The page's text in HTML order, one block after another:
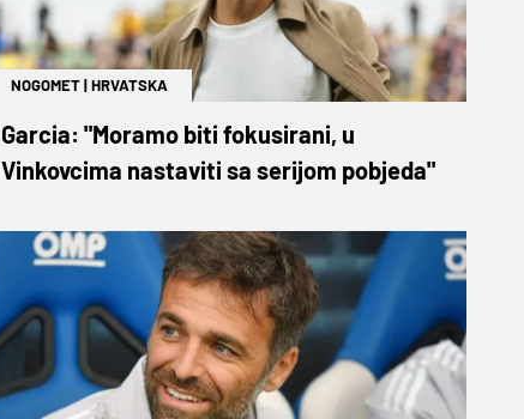
NOGOMET|HRVATSKA
Garcia: "Moramo biti fokusirani, u
Vinkovcima nastaviti sa serijom pobjeda"